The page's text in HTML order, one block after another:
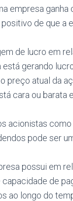
empresa ganha
de que a
de lucro em
gerando
preço atual da
cara ou barata
acionistas
pode ser
possui em
de
ao longo do